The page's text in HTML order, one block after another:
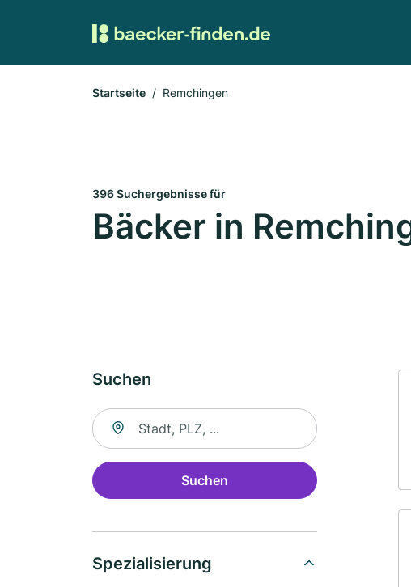
Startseite Remchingen
396 Suchergebnisse für
Bäcker in
Suchen
Suche nach Ort
Suchen
Spezialisierung